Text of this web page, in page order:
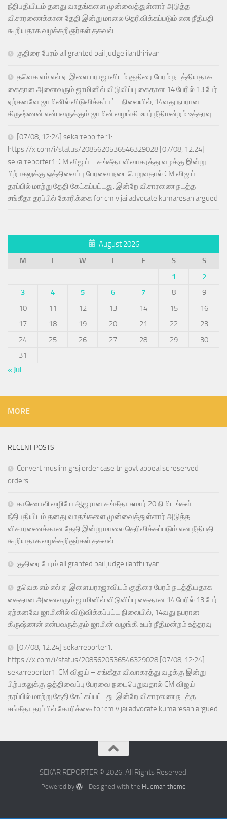
நீதிபதியிடம் தனது வாதங்களை முன்வைத்துள்ளார் அடுத்த
விசாரணைக்கான தேதி இன்று மாலை தெரிவிக்கப்படும் என நீதிபதி
கூறியதாக வழக்கறிஞர்கள் தகவல்
குதிரை பேரம் all granted bail judge ilanthiriyan
தவெக எம்.எல்.ஏ. இளையராஜாவிடம் குதிரை பேரம் நடத்தியதாக
கைதான அனைவரும் ஜாமினில் விடுவிப்பு கைதான 14 பேரில் 13 பேர்
ஏற்கனவே ஜாமினில் விடுவிக்கப்பட்ட நிலையில், 14வது நபரான
கிருஷ்ணன் என்பவருக்கும் ஜாமின் வழங்கி உயர் நீதிமன்றம் உத்தரவு
[07/08, 12:24] sekarreporter1:
https://x.com/i/status/2085620536546329028 [07/08, 12:24]
sekarreporter1: CM விஜய் – சங்கீதா விவாகரத்து வழக்கு இன்று
பிற்பகலுக்கு ஒத்திவைப்பு பேரவை நடைபெறுவதால் CM விஜய்
தரப்பில் மாற்று தேதி கேட்கப்பட்டது. இன்றே விசாரணை நடத்த
சங்கீதா தரப்பில் கோரிக்கை for cm vijai advocate kumaresan argued
August 2026
M
T W T F S
S
1
2
3
4 5 6 7 8
9
10
11 12 13 14 15
16
17
18 19 20 21 22
23
24
25 26 27 28 29
30
31
« Jul
MORE
RECENT POSTS
Convert muslim grsj order case tn govt appeal sc reserved
orders
காணொலி வழியே ஆஜரான சங்கீதா சுமார் 20 நிமிடங்கள்
நீதிபதியிடம் தனது வாதங்களை முன்வைத்துள்ளார் அடுத்த
விசாரணைக்கான தேதி இன்று மாலை தெரிவிக்கப்படும் என நீதிபதி
கூறியதாக வழக்கறிஞர்கள் தகவல்
குதிரை பேரம் all granted bail judge ilanthiriyan
தவெக எம்.எல்.ஏ. இளையராஜாவிடம் குதிரை பேரம் நடத்தியதாக
கைதான அனைவரும் ஜாமினில் விடுவிப்பு கைதான 14 பேரில் 13 பேர்
ஏற்கனவே ஜாமினில் விடுவிக்கப்பட்ட நிலையில், 14வது நபரான
கிருஷ்ணன் என்பவருக்கும் ஜாமின் வழங்கி உயர் நீதிமன்றம் உத்தரவு
[07/08, 12:24] sekarreporter1:
https://x.com/i/status/2085620536546329028 [07/08, 12:24]
sekarreporter1: CM விஜய் – சங்கீதா விவாகரத்து வழக்கு இன்று
பிற்பகலுக்கு ஒத்திவைப்பு பேரவை நடைபெறுவதால் CM விஜய்
தரப்பில் மாற்று தேதி கேட்கப்பட்டது. இன்றே விசாரணை நடத்த
சங்கீதா தரப்பில் கோரிக்கை for cm vijai advocate kumaresan argued
SEKAR REPORTER © 2026. All Rights Reserved.
Powered by - Designed with the Hueman theme